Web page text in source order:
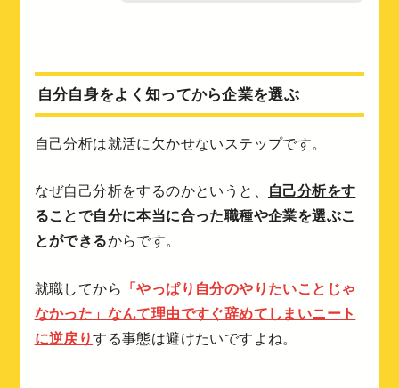
自分自身をよく知ってから企業を選ぶ
自己分析は就活に欠かせないステップです。
なぜ自己分析をするのかというと、
自己分析をす
ることで自分に本当に合った職種や企業を選ぶこ
とができるからです。
就職してから
「やっぱり自分のやりたいことじゃ
なかった」なんて理由ですぐ辞めてしまいニート
に逆戻りする事態は避けたいですよね。